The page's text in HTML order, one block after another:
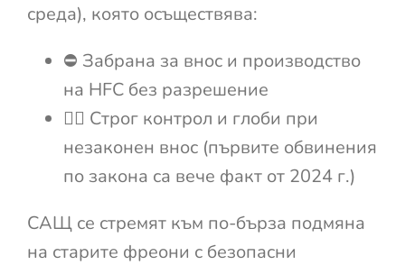
среда), която осъществява:
⛔ Забрана за внос и производство
на HFC без разрешение
👮‍♂️ Строг контрол и глоби при
незаконен внос (първите обвинения
по закона са вече факт от 2024 г.)
САЩ се стремят към по-бърза подмяна
на старите фреони с безопасни